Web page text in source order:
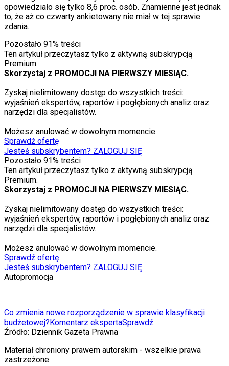
opowiedziało się tylko 8,6 proc. osób. Znamienne jest jednak
to, że aż co czwarty ankietowany nie miał w tej sprawie
zdania.
Pozostało 91% treści
Ten artykuł przeczytasz tylko z aktywną subskrypcją
Premium.
Skorzystaj z PROMOCJI NA PIERWSZY MIESIĄC.
Zyskaj nielimitowany dostęp do wszystkich treści:
wyjaśnień ekspertów, raportów i pogłębionych analiz oraz
narzędzi dla specjalistów.
Możesz anulować w dowolnym momencie.
Sprawdź ofertę
Jesteś subskrybentem? ZALOGUJ SIĘ
Pozostało 91% treści
Ten artykuł przeczytasz tylko z aktywną subskrypcją
Premium.
Skorzystaj z PROMOCJI NA PIERWSZY MIESIĄC.
Zyskaj nielimitowany dostęp do wszystkich treści:
wyjaśnień ekspertów, raportów i pogłębionych analiz oraz
narzędzi dla specjalistów.
Możesz anulować w dowolnym momencie.
Sprawdź ofertę
Jesteś subskrybentem? ZALOGUJ SIĘ
Autopromocja
Co zmienia nowe rozporządzenie w sprawie klasyfikacji
budżetowej?Komentarz ekspertaSprawdź
Źródło: Dziennik Gazeta Prawna
Materiał chroniony prawem autorskim - wszelkie prawa
zastrzeżone.